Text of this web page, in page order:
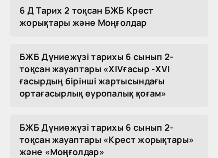
6 Д Тарих 2 тоқсан БЖБ Крест
жорықтары және Моңғолдар
БЖБ Дүниежүзі тарихы 6 сынып 2-
тоқсан жауаптары «XIVғасыр -XVI
ғасырдың бірінші жартысындағы
ортағасырлық еуропалық қоғам»
БЖБ Дүниежүзі тарихы 6 сынып 2-
тоқсан жауаптары «Крест жорықтары»
және «Моңғолдар»